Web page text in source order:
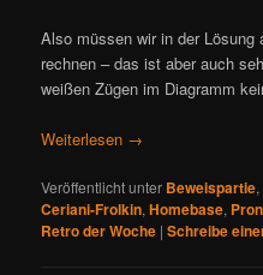
Also müssen wir in der Lösung
rechnen – das ist aber auch
weißen Zügen im Diagramm
Weiterlesen →
Veröffentlicht unter Beweispartie,
Ceriani-Frolkin,Homebase,
Retro der Woche |Schreibe